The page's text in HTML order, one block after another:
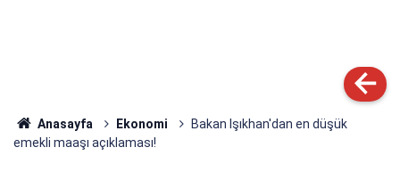
Anasayfa Ekonomi
Bakan Işıkhan'dan en düşük
emekli maaşı açıklaması!